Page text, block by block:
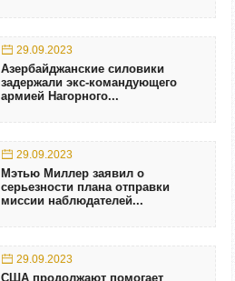
29.09.2023
Азербайджанские силовики
задержали экс-командующего
армией Нагорного...
29.09.2023
Мэтью Миллер заявил о
серьезности плана отправки
миссии наблюдателей...
29.09.2023
США продолжают помогает